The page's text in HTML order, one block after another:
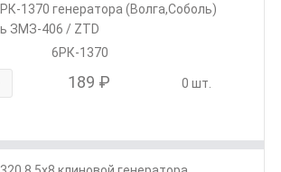
1370 генератора (Волга,Соболь)
ЗМЗ-406 / ZTD
6РК-1370
189 ₽ 0 шт.